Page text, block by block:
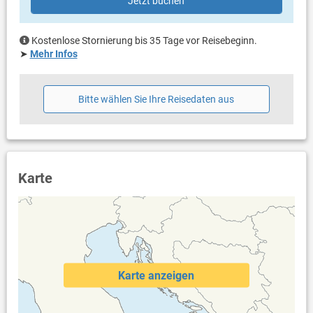
Kostenlose Stornierung bis 35 Tage vor Reisebeginn.
➤ Mehr Infos
Bitte wählen Sie Ihre Reisedaten aus
Karte
Karte anzeigen